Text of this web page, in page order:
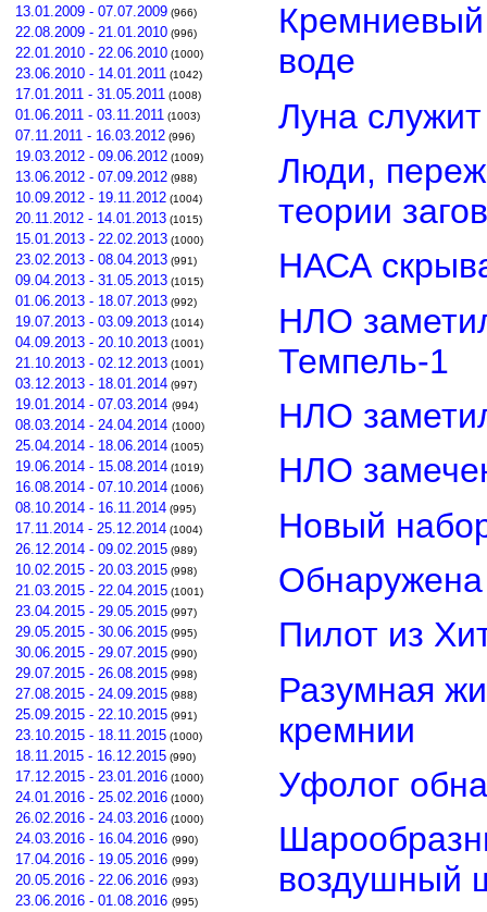
13.01.2009 - 07.07.2009 (966)
22.08.2009 - 21.01.2010 (996)
22.01.2010 - 22.06.2010 (1000)
23.06.2010 - 14.01.2011 (1042)
17.01.2011 - 31.05.2011 (1008)
01.06.2011 - 03.11.2011 (1003)
07.11.2011 - 16.03.2012 (996)
19.03.2012 - 09.06.2012 (1009)
13.06.2012 - 07.09.2012 (988)
10.09.2012 - 19.11.2012 (1004)
20.11.2012 - 14.01.2013 (1015)
15.01.2013 - 22.02.2013 (1000)
23.02.2013 - 08.04.2013 (991)
09.04.2013 - 31.05.2013 (1015)
01.06.2013 - 18.07.2013 (992)
19.07.2013 - 03.09.2013 (1014)
04.09.2013 - 20.10.2013 (1001)
21.10.2013 - 02.12.2013 (1001)
03.12.2013 - 18.01.2014 (997)
19.01.2014 - 07.03.2014 (994)
08.03.2014 - 24.04.2014 (1000)
25.04.2014 - 18.06.2014 (1005)
19.06.2014 - 15.08.2014 (1019)
16.08.2014 - 07.10.2014 (1006)
08.10.2014 - 16.11.2014 (995)
17.11.2014 - 25.12.2014 (1004)
26.12.2014 - 09.02.2015 (989)
10.02.2015 - 20.03.2015 (998)
21.03.2015 - 22.04.2015 (1001)
23.04.2015 - 29.05.2015 (997)
29.05.2015 - 30.06.2015 (995)
30.06.2015 - 29.07.2015 (990)
29.07.2015 - 26.08.2015 (998)
27.08.2015 - 24.09.2015 (988)
25.09.2015 - 22.10.2015 (991)
23.10.2015 - 18.11.2015 (1000)
18.11.2015 - 16.12.2015 (990)
17.12.2015 - 23.01.2016 (1000)
24.01.2016 - 25.02.2016 (1000)
26.02.2016 - 24.03.2016 (1000)
24.03.2016 - 16.04.2016 (990)
17.04.2016 - 19.05.2016 (999)
20.05.2016 - 22.06.2016 (993)
23.06.2016 - 01.08.2016 (995)
воде
Луна
Люди,
теории
НАСА
НЛО
Темпель-1
НЛО
НЛО
Новый
Обнаружена
Пилот из
Разумная
кремнии
Уфолог
воздушный